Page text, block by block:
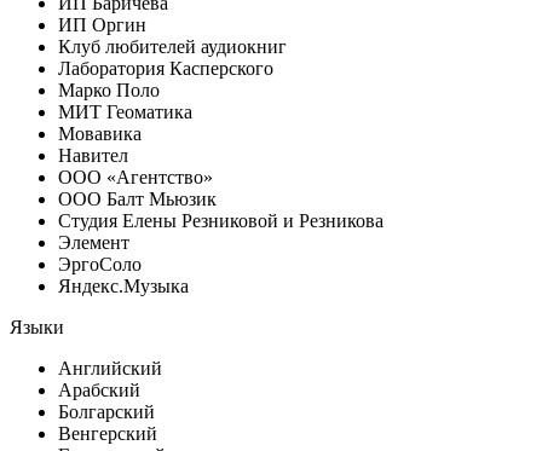
ИП Оргин
Клуб любителей аудиокниг
Лаборатория Касперского
Марко Поло
МИТ Геоматика
Мовавика
Навител
ООО «Агентство»
ООО Балт Мьюзик
Студия Елены Резниковой и Резникова
Элемент
ЭргоСоло
Яндекс.Музыка
Языки
Английский
Арабский
Болгарский
Венгерский